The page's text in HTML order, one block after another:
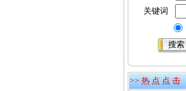
关键词
>> 热 点 点 击